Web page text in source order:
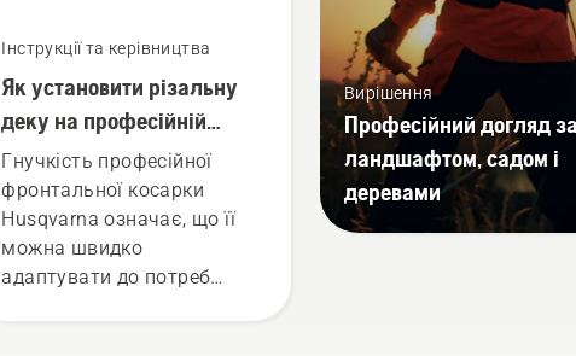
Інструкції та керівництва
Як установити різальну
деку на професійній
фронтальній косарці-
тракторі Husqvarna
Гнучкість професійної
фронтальної косарки
Husqvarna означає, що її
можна швидко
адаптувати до потреб
Вирішення
Професійний догляд
ландшафтом, садом і
деревами